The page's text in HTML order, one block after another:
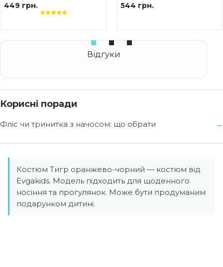
449 грн. 544 грн.
Корисні поради
Фліс чи тринитка з начосом: що обрати
Костюм Тигр оранжево-чорний — костюм від
Evgakids. Модель підходить для щоденного
носіння та прогулянок. Може бути продуманим
подарунком дитині.